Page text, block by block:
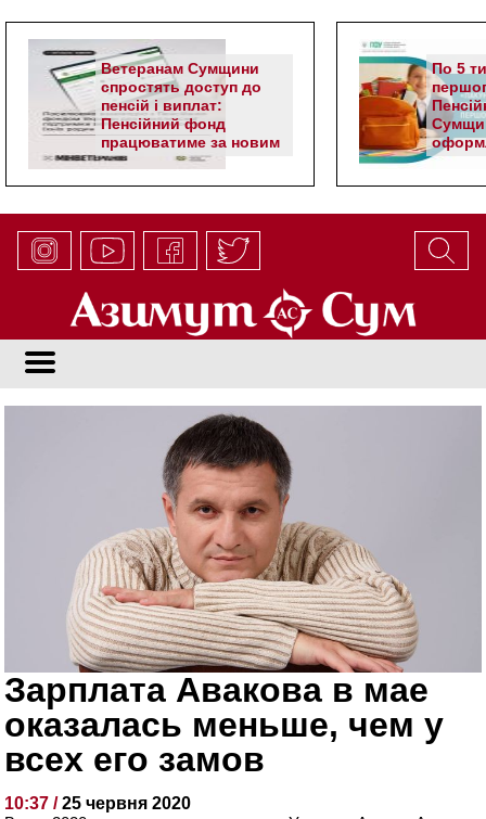
Ветеранам Сумщини
спростять доступ до
пенсій і виплат:
Пенсійний фонд
працюватиме за новим
алгоритмом
По 5
Зарплата Авакова в мае
оказалась меньше, чем у
всех его замов
10:37 /25 червня 2020